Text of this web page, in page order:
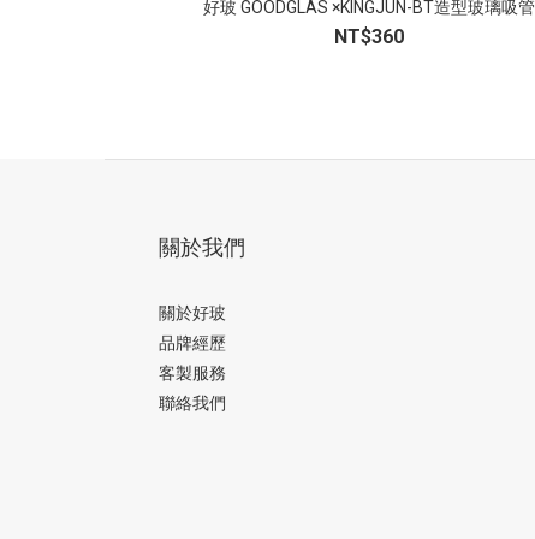
好玻 GOODGLAS ×KINGJUN-BT造型玻璃吸管
NT$360
關於我們
關於好玻
品牌經歷
客製服務
聯絡我們